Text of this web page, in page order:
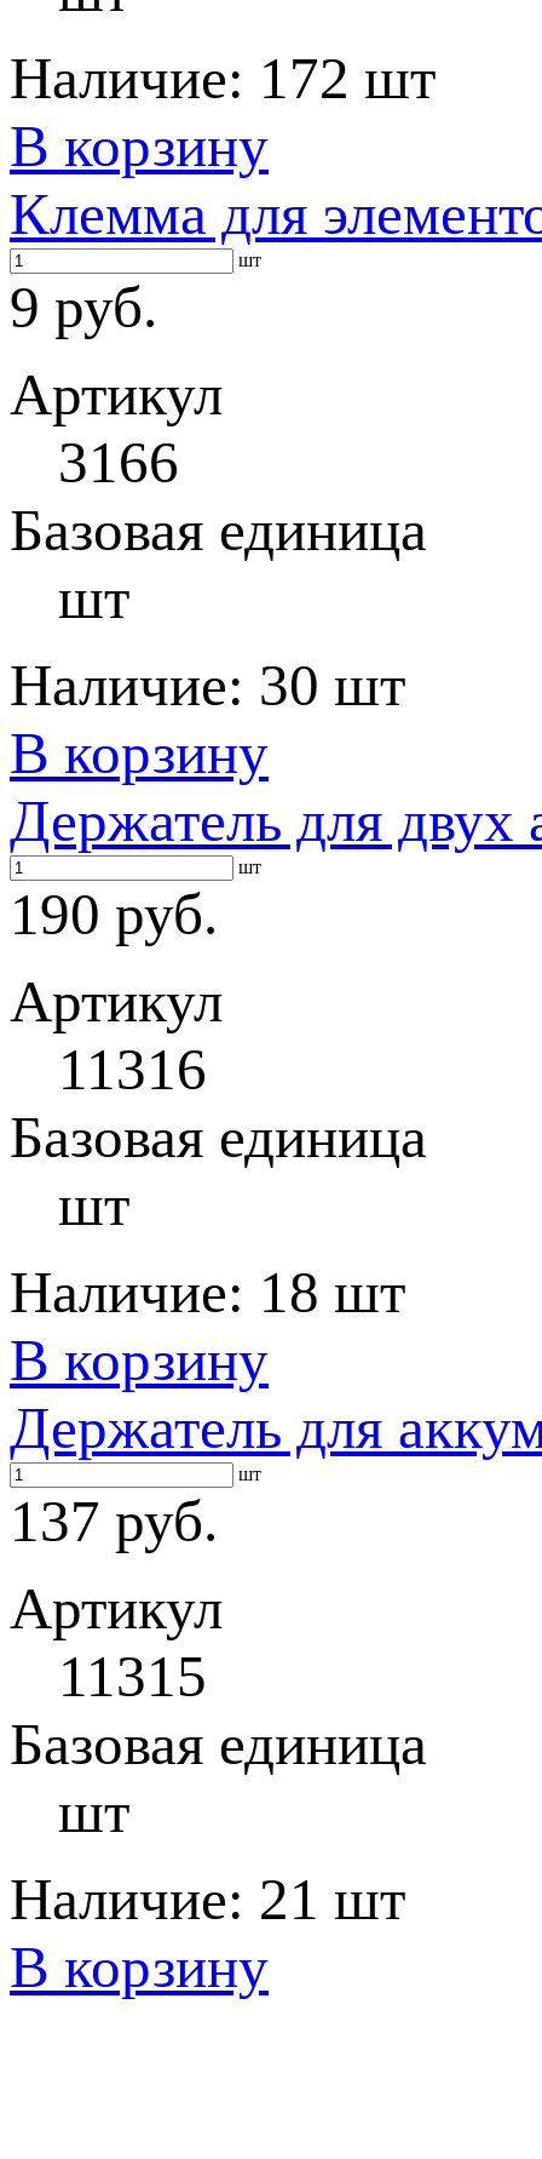
Наличие: 172 шт
В корзину
Клемма для
шт
9 руб.
Артикул
3166
Базовая единица
шт
Наличие: 30 шт
В корзину
Держатель для двух
шт
190 руб.
Артикул
11316
Базовая единица
шт
Наличие: 18 шт
В корзину
Держатель для
шт
137 руб.
Артикул
11315
Базовая единица
шт
Наличие: 21 шт
В корзину